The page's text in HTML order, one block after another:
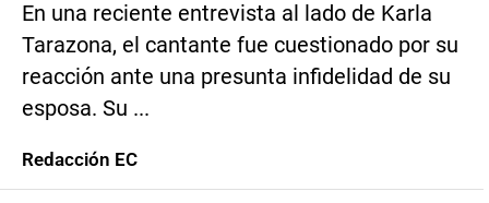
En una reciente entrevista al lado de Karla
Tarazona, el cantante fue cuestionado por su
reacción ante una presunta infidelidad de su
esposa. Su ...
Redacción EC